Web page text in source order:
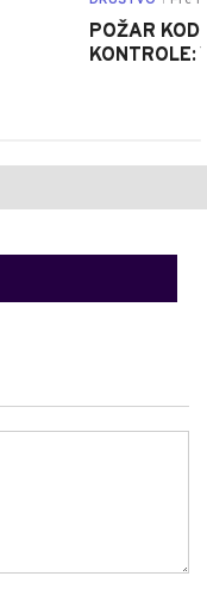
POŽAR KOD
KONTROLE: